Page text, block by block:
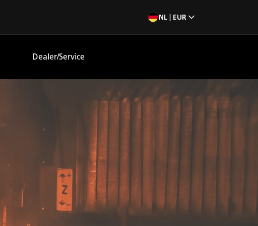
NL | EUR
Dealer/Service